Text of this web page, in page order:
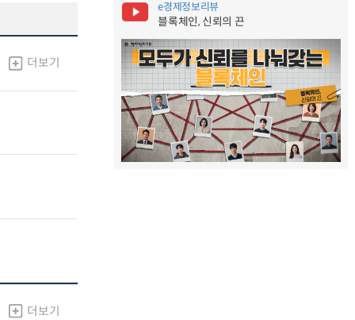
더보기
더보기
e경제정보리뷰
블록체인, 신뢰의 끈